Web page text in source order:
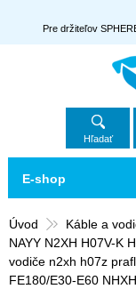
Pre držiteľov
Hľadať
Úvod
Káble a
NAYY N2XH H07V-K
vodiče n2xh h07z
FE180/E30-E60
E-shop